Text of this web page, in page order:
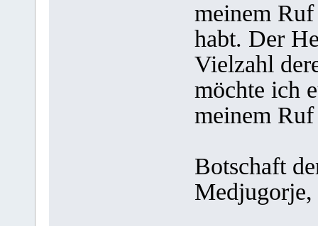
meinem
habt. Der
Vielzahl
möchte ich
meinem
Botschaft
Medjugorje,